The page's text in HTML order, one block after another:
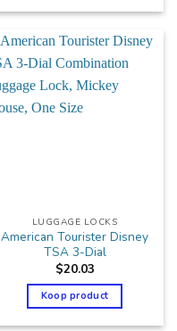
LUGGAGE LOCKS
American Tourister Disney
TSA 3-Dial
$20.03
Koop product